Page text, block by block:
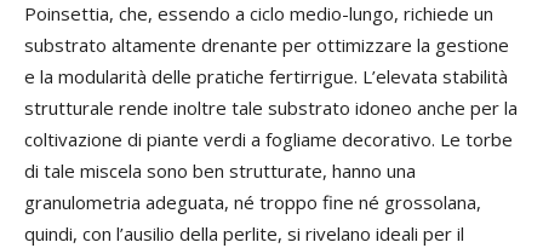
Poinsettia, che, essendo a ciclo medio-lungo, richiede un
substrato altamente drenante per ottimizzare la gestione
e la modularità delle pratiche fertirrigue. L’elevata stabilità
strutturale rende inoltre tale substrato idoneo anche per la
coltivazione di piante verdi a fogliame decorativo. Le torbe
di tale miscela sono ben strutturate, hanno una
granulometria adeguata, né troppo fine né grossolana,
quindi, con l’ausilio della perlite, si rivelano ideali per il